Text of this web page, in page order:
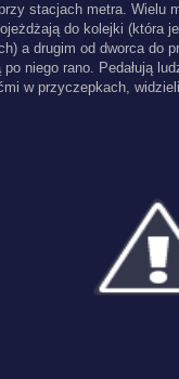
stacjach metra. Wielu
do kolejki (która
a drugim od dworca do
niego rano. Pedałują
w przyczepkach,